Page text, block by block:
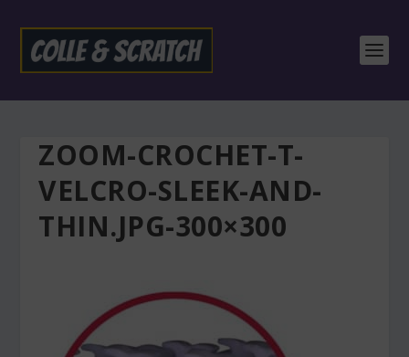
ZOOM-CROCHET-T-
VELCRO-SLEEK-AND-
THIN.JPG-300×300